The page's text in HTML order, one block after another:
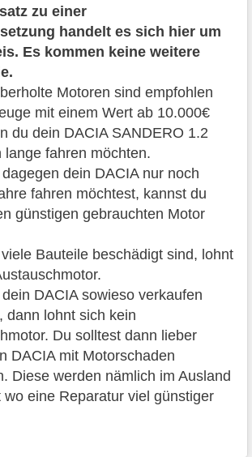
zu einer
handelt es sich hier um
Es kommen keine weitere
Motoren sind empfohlen
mit einem Wert ab 10.000€
du dein DACIA SANDERO 1.2
lange fahren möchten.
dein DACIA nur noch
fahren möchtest, kannst du
günstigen gebrauchten Motor
Bauteile beschädigt sind, lohnt
DACIA sowieso verkaufen
dann lohnt sich kein
Du solltest dann lieber
DACIA mit Motorschaden
Diese werden nämlich im Ausland
wo eine Reparatur viel günstiger